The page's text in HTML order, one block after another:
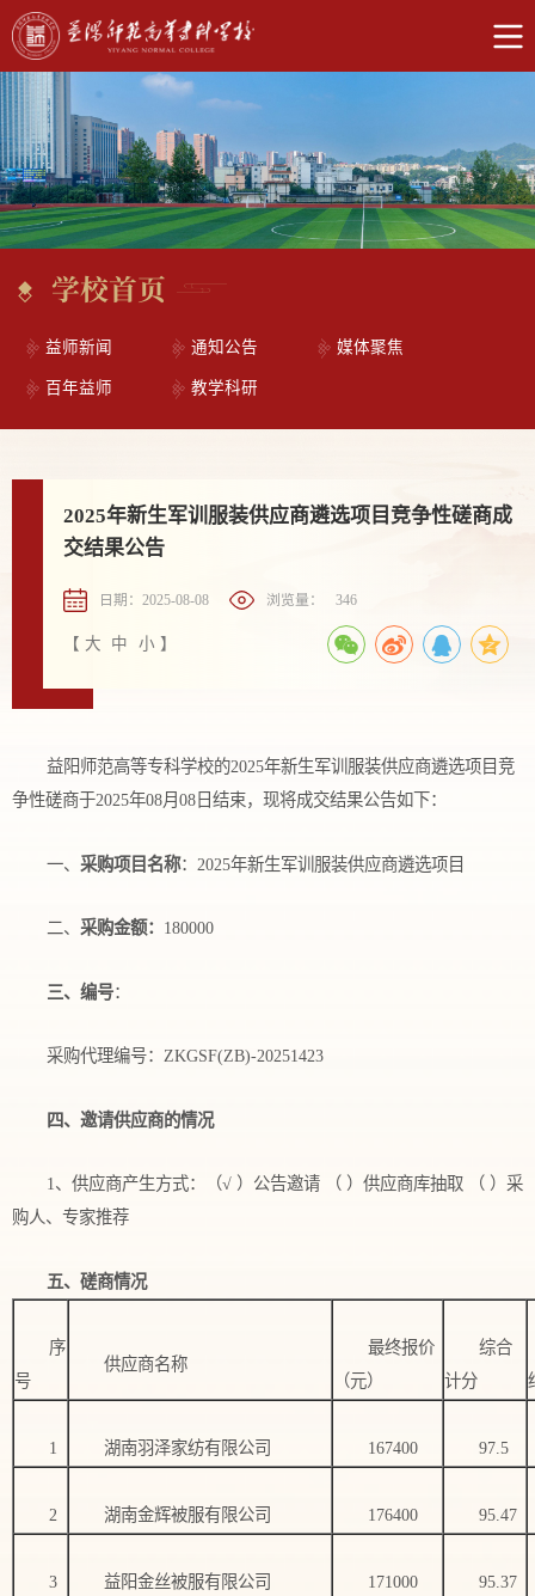
学校首页
益师新闻 通知公告 媒体聚焦
百年益师 教学科研
2025年新生军训服装供应商遴选项目竞争性磋商成
交结果公告
日期：2025-08-08 浏览量： 346
【 大 中 小 】
益阳师范高等专科学校的2025年新生军训服装供应商遴选项目竞
争性磋商于2025年08月08日结束，现将成交结果公告如下：
一、 采购项目名称：2025年新生军训服装供应商遴选项目
二、 采购金额： 180000
三、编号：
采购代理编号：ZKGSF(ZB)-20251423
四、邀请供应商的情况
1、供应商产生方式：（√ ）公告邀请 （ ）供应商库抽取 （ ）采
购人、专家推荐
五、磋商情况
序
号
供应商名称
最终报价
（元）
综合
计分
1 湖南羽泽家纺有限公司 167400 97.5
2 湖南金辉被服有限公司 176400 95.47
3 益阳金丝被服有限公司 171000 95.37